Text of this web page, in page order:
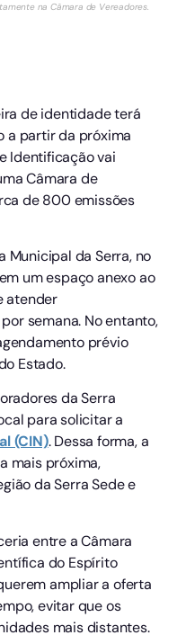
na Câmara de Vereadores.
de identidade terá
a partir da próxima
Identificação vai
Câmara de
de 800 emissões
Municipal da Serra, no
um espaço anexo ao
atender
semana. No entanto,
prévio
Estado.
da Serra
para solicitar a
(CIN). Dessa forma, a
mais próxima,
da Serra Sede e
entre a Câmara
do Espírito
ampliar a oferta
evitar que os
mais distantes.